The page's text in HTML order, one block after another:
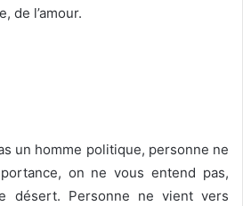
de l’amour.
un homme politique, personne ne
on ne vous entend pas,
désert. Personne ne vient vers